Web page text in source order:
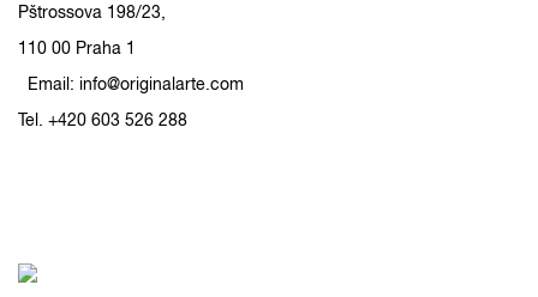
Pštrossova 198/23,
110 00 Praha 1
Email: info@originalarte.com
Tel. +420 603 526 288